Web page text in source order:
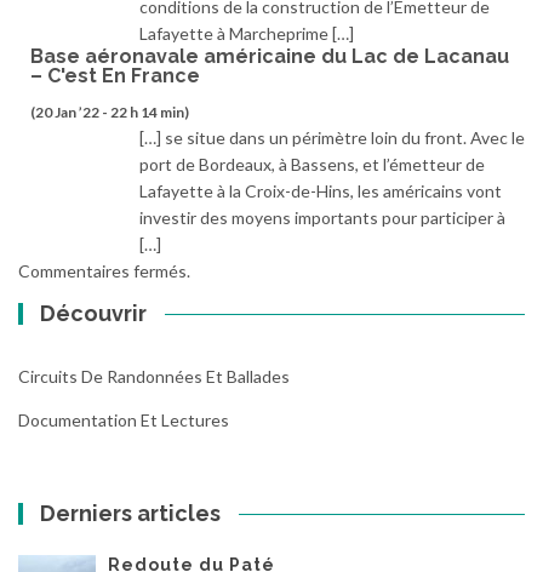
conditions de la construction de l’Emetteur de
Lafayette à Marcheprime […]
Base aéronavale américaine du Lac de Lacanau
– C'est En France
(20 Jan ’22 - 22 h 14 min)
[…] se situe dans un périmètre loin du front. Avec le
port de Bordeaux, à Bassens, et l’émetteur de
Lafayette à la Croix-de-Hins, les américains vont
investir des moyens importants pour participer à
[…]
Commentaires fermés.
Découvrir
Circuits De Randonnées Et Ballades
Documentation Et Lectures
Derniers articles
Redoute du Paté